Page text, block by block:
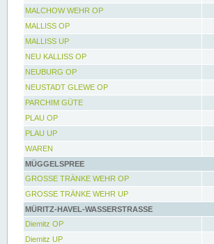
MALCHOW WEHR OP
MALLISS OP
MALLISS UP
NEU KALLISS OP
NEUBURG OP
NEUSTADT GLEWE OP
PARCHIM GÜTE
PLAU OP
PLAU UP
WAREN
MÜGGELSPREE
GROSSE TRÄNKE WEHR OP
GROSSE TRÄNKE WEHR UP
MÜRITZ-HAVEL-WASSERSTRASSE
Diemitz OP
Diemitz UP